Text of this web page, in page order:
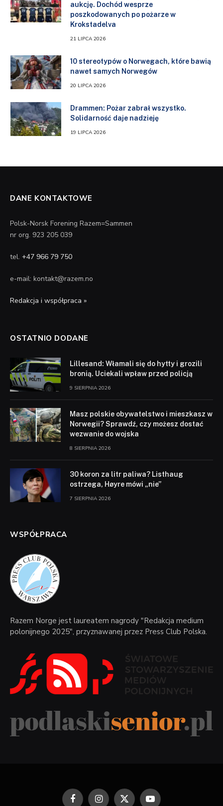
aukcję. Dochód wesprze
poszkodowanych po pożarze w
Krokstadelva
21 LIPCA 2026
10 stereotypów o Norwegach, które bawią
nawet samych Norwegów
20 LIPCA 2026
Drammen: Pożar zabrał wszystko.
Solidarność daje nadzieję
19 LIPCA 2026
DANE KONTAKTOWE
Polsk-Norsk Forening Razem=Sammen
nr org. 923 205 039
tel. +47 966 79 750
e-mail: kontakt@razem.no
Redakcja i współpraca »
OSTATNIO DODANE
Lillesand: Włamali się do hytty i grozili
bronią. Uciekali wpław przed policją
9 SIERPNIA 2026
Masz polskie obywatelstwo i mieszkasz w
Norwegii? Sprawdź, czy możesz dostać
wezwanie do wojska
8 SIERPNIA 2026
30 koron za litr paliwa? Listhaug
ostrzega, Høyre mówi „nie”
7 SIERPNIA 2026
WSPÓŁPRACA
Razem Norge jest laureatem nagrody "Redakcja medium
polonijnego 2025", przyznawanej przez Press Club Polska.
FacebookInstagram
X YouTube